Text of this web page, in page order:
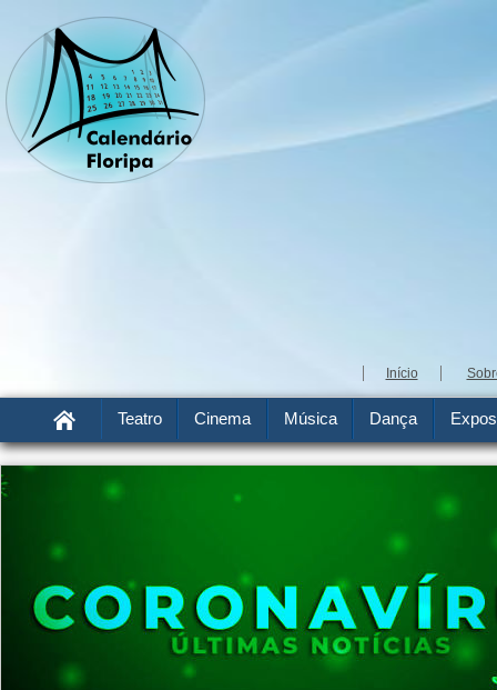
Início
Teatro Cinema Música Dança